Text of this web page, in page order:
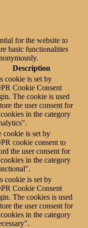
for the website to
basic functionalities
Description
cookie is set by
Cookie Consent
The cookie is used
the user consent for
in the category
cookie is set by
cookie consent to
the user consent for
in the category
cookie is set by
Cookie Consent
The cookies is used
the user consent for
in the category